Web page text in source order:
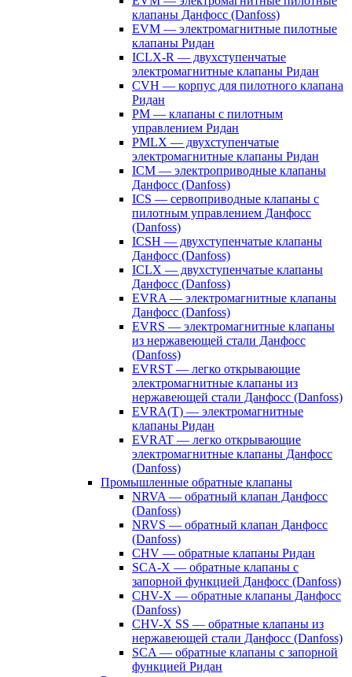
клапаны Данфосс (Danfoss)
EVM — электромагнитные пилотные
клапаны Ридан
ICLX-R — двухступенчатые
электромагнитные клапаны Ридан
CVH — корпус для пилотного клапана
Ридан
PM — клапаны с пилотным
управлением Ридан
PMLX — двухступенчатые
электромагнитные клапаны Ридан
ICM — электроприводные клапаны
Данфосс (Danfoss)
ICS — сервоприводные клапаны с
пилотным управлением Данфосс
(Danfoss)
ICSH — двухступенчатые клапаны
Данфосс (Danfoss)
ICLX — двухступенчатые клапаны
Данфосс (Danfoss)
EVRA — электромагнитные клапаны
Данфосс (Danfoss)
EVRS — электромагнитные клапаны
из нержавеющей стали Данфосс
(Danfoss)
EVRST — легко открывающие
электромагнитные клапаны из
нержавеющей стали Данфосс (Danfoss)
EVRA(T) — электромагнитные
клапаны Ридан
EVRAT — легко открывающие
электромагнитные клапаны Данфосс
(Danfoss)
Промышленные обратные клапаны
NRVA — обратный клапан Данфосс
(Danfoss)
NRVS — обратный клапан Данфосс
(Danfoss)
CHV — обратные клапаны Ридан
SCA-X — обратные клапаны с
запорной функцией Данфосс (Danfoss)
CHV-X — обратные клапаны Данфосс
(Danfoss)
CHV-X SS — обратные клапаны из
нержавеющей стали Данфосс (Danfoss)
SCA — обратные клапаны с запорной
функцией Ридан